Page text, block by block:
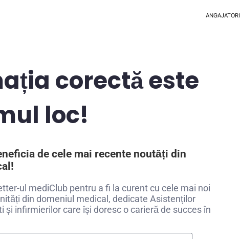
ANGAJATORI
corectă este
loc!
de cele mai recente noutăți din
ul mediClub pentru a fi la curent cu cele mai noi
din domeniul medical, dedicate Asistenților
și infirmierilor care își doresc o carieră de succes în